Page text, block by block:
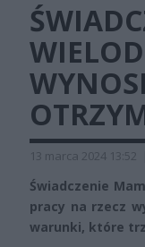
13 marca 2024 13:52
Świadczenie
pracy na rzecz
warunki, które